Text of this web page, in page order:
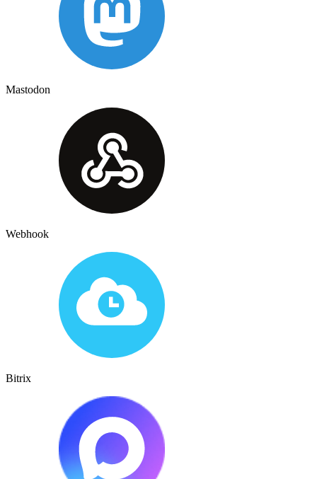
Mastodon
Webhook
Bitrix